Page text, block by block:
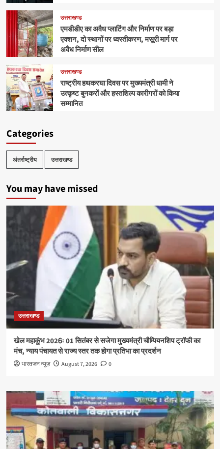
उत्तराखण्ड
एमडीडीए का अवैध प्लाटिंग और निर्माण पर बड़ा
एक्शन, दो स्थानों पर ध्वस्तीकरण, मसूरी मार्ग पर
अवैध निर्माण सील
उत्तराखण्ड
राष्ट्रीय हथकरघा दिवस पर मुख्यमंत्री धामी ने
उत्कृष्ट बुनकरों और हस्तशिल्प कारीगरों को किया
सम्मानित
Categories
अंतर्राष्ट्रीय उत्तराखण्ड
You may have missed
उत्तराखण्ड
खेल महाकुंभ 2026ः 01 सितंबर से सजेगा मुख्यमंत्री चौम्पियनशिप ट्रॉफी का
मंच, न्याय पंचायत से राज्य स्तर तक होगा प्रतिभा का प्रदर्शन
भारतजन न्यूज़ August 7, 2026 0